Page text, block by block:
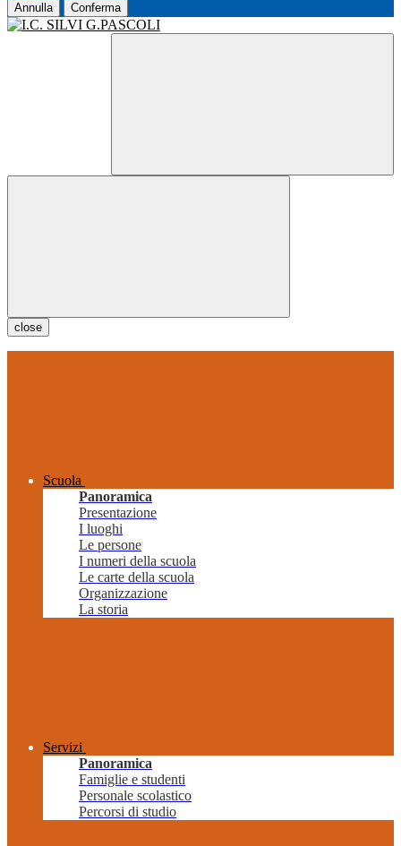
Annulla Conferma
close
Scuola
Panoramica
Presentazione
I luoghi
Le persone
I numeri della scuola
Le carte della scuola
Organizzazione
La storia
Servizi
Panoramica
Famiglie e studenti
Personale scolastico
Percorsi di studio